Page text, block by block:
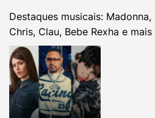
Destaques musicais: Madonna,
Chris, Clau, Bebe Rexha e mais